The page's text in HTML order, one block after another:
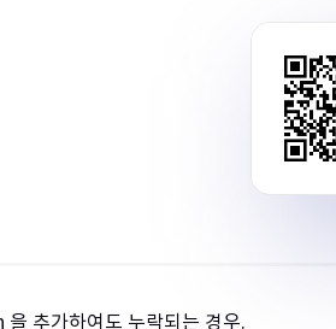
추가하여도 누락되는 경우.